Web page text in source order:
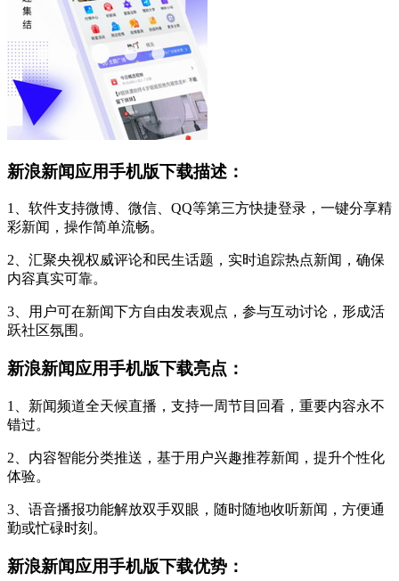
新浪新闻应用手机版下载描述：
1、软件支持微博、微信、QQ等第三方快捷登录，一键分享精
彩新闻，操作简单流畅。
2、汇聚央视权威评论和民生话题，实时追踪热点新闻，确保
内容真实可靠。
3、用户可在新闻下方自由发表观点，参与互动讨论，形成活
跃社区氛围。
新浪新闻应用手机版下载亮点：
1、新闻频道全天候直播，支持一周节目回看，重要内容永不
错过。
2、内容智能分类推送，基于用户兴趣推荐新闻，提升个性化
体验。
3、语音播报功能解放双手双眼，随时随地收听新闻，方便通
勤或忙碌时刻。
新浪新闻应用手机版下载优势：